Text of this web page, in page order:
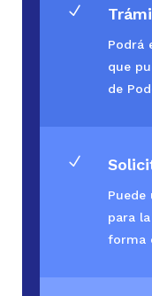
N
Podrá
que
de
N
Puede
para
forma